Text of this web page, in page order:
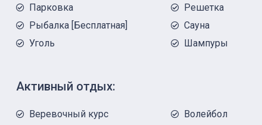
Парковка
Решетка
Рыбалка [Бесплатная]
Сауна
Уголь
Шампуры
Активный отдых:
Веревочный курс Волейбол